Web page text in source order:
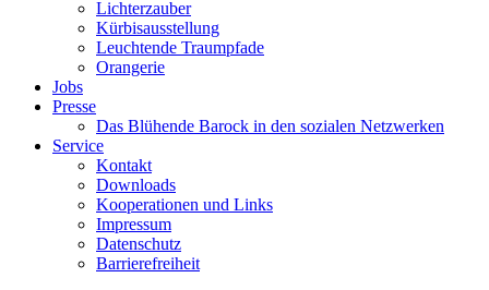
Lichterzauber
Kürbisausstellung
Leuchtende Traumpfade
Orangerie
Jobs
Presse
Das Blühende Barock in den sozialen Netzwerken
Service
Kontakt
Downloads
Kooperationen und Links
Impressum
Datenschutz
Barrierefreiheit